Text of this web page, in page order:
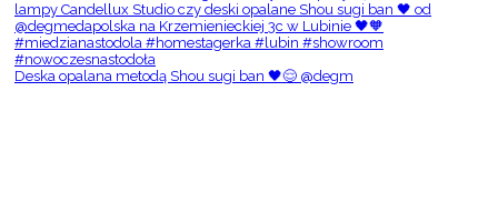
Deska opalana metodą Shou sugi ban 🖤😌 @degm